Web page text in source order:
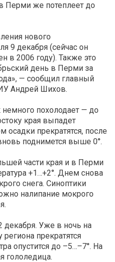
Перми же потеплеет до
нового
9 декабря (сейчас он
в 2006 году). Также это
день в Перми за
— сообщил главный
Андрей Шихов.
похолодает — до
края выпадет
прекратятся, после
поднимется выше 0°.
части края и в Перми
+1…+2°. Днем снова
снега. Синоптики
налипание мокрого
декабря. Уже в ночь на
прекратятся
опустится до –5…–7°. На
гололедица.